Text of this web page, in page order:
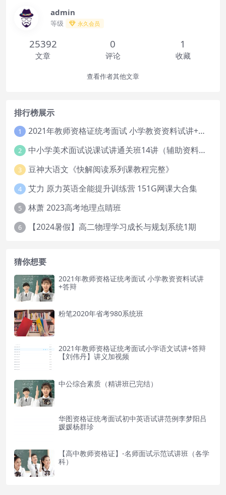
admin
等级 永久会员
25392
文章
0
评论
1
收藏
查看作者其他文章
排行榜展示
1 2021年教师资格证统考面试 小学教资资料试讲+答辩
2 中小学美术面试说课试讲通关班14讲（辅助资料第一套）
3 豆神大语文《快解阅读系列课教程完整》
4 艾力 原力英语全能提升训练营 151G网课大合集
5 林萧 2023高考地理点睛班
6 【2024暑假】高二物理学习成长与规划系统1期
猜你想要
2021年教师资格证统考面试 小学教资资料试讲
+答辩
粉笔2020年省考980系统班
2021年教师资格证统考面试小学语文试讲+答辩
【刘伟丹】讲义加视频
中公综合素质（精讲班已完结）
华图资格证统考面试初中英语试讲范例李梦阳吕
媛媛杨群珍
【高中教师资格证】-名师面试示范试讲班（各学
科）